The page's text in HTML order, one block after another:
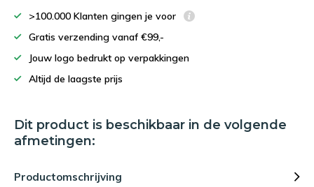
>100.000 Klanten gingen je voor
Gratis verzending vanaf €99,-
Jouw logo bedrukt op verpakkingen
Altijd de laagste prijs
Dit product is beschikbaar in de volgende
afmetingen:
Productomschrijving